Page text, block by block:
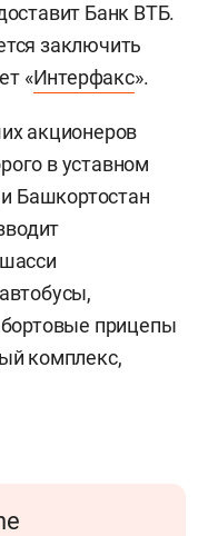
Банк ВТБ.
заключить
«Интерфакс».
акционеров
в уставном
и Башкортостан
прицепы
комплекс,